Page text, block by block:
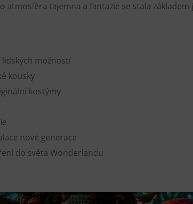
atmosféra tajemna a fantazie se stala základem
možností
kousky
kostýmy
nové generace
do světa Wonderlandu